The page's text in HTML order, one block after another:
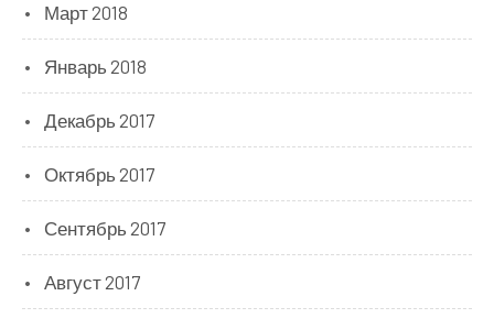
Март 2018
Январь 2018
Декабрь 2017
Октябрь 2017
Сентябрь 2017
Август 2017